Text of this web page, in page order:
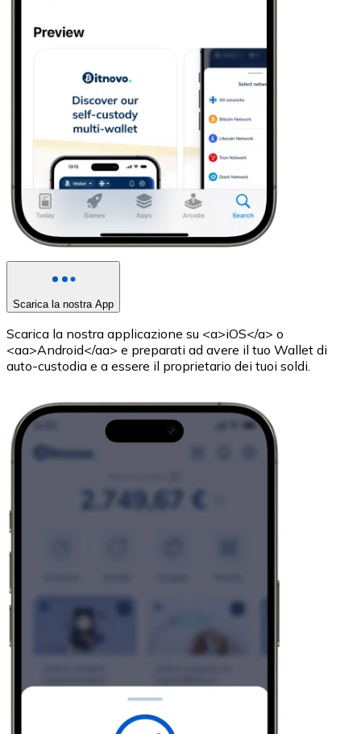
Scarica la nostra App
Scarica la nostra applicazione su <a>iOS</a> o
<aa>Android</aa> e preparati ad avere il tuo Wallet di
auto-custodia e a essere il proprietario dei tuoi soldi.